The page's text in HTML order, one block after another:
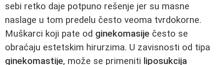
sebi retko daje potpuno rešenje jer su masne
naslage u tom predelu često veoma tvrdokorne.
Muškarci koji pate od ginekomasije često se
obraćaju estetskim hirurzima. U zavisnosti od tipa
ginekomastije, može se primeniti liposukcija